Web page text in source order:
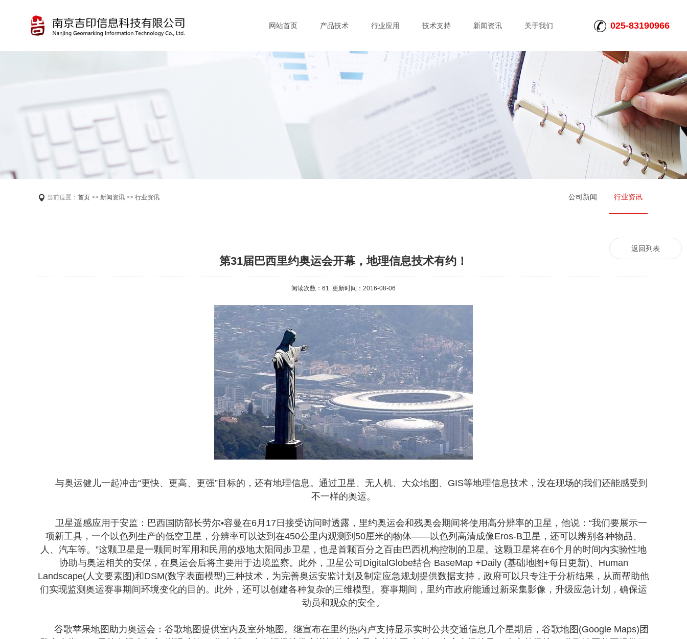
网站首页 产品技术 行业应用 技术支持 新闻资讯 关于我们 025-83190966
当前位置： 首页 >> 新闻资讯 >> 行业资讯 公司新闻 行业资讯
第31届巴西里约奥运会开幕，地理信息技术有约！
阅读次数： 61 更新时间：2016-08-06
与奥运健儿一起冲击“更快、更高、更强”目标的，还有地理信息。通过卫星、无人机、大众地图、GIS等地理信息技术，没在现场的我们还能感受到
不一样的奥运。
卫星遥感应用于安监：巴西国防部长劳尔•容曼在6月17日接受访问时透露，里约奥运会和残奥会期间将使用高分辨率的卫星，他说：“我们要展示一
项新工具，一个以色列生产的低空卫星，分辨率可以达到在450公里内观测到50厘米的物体——以色列高清成像Eros-B卫星，还可以辨别各种物品、
人、汽车等。”这颗卫星是一颗同时军用和民用的极地太阳同步卫星，也是首颗百分之百由巴西机构控制的卫星。这颗卫星将在6个月的时间内实验性地
协助与奥运相关的安保，在奥运会后将主要用于边境监察。此外，卫星公司DigitalGlobe结合 BaseMap +Daily (基础地图+每日更新)、Human
Landscape(人文要素图)和DSM(数字表面模型)三种技术，为完善奥运安监计划及制定应急规划提供数据支持，政府可以只专注于分析结果，从而帮助他
们实现监测奥运赛事期间环境变化的目的。此外，还可以创建各种复杂的三维模型。赛事期间，里约市政府能通过新采集影像，升级应急计划，确保运
动员和观众的安全。
谷歌苹果地图助力奥运会：谷歌地图提供室内及室外地图。继宣布在里约热内卢支持显示实时公共交通信息几个星期后，谷歌地图(Google Maps)团
返回列表